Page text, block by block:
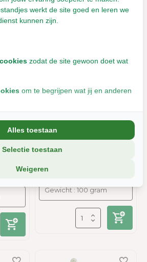
Herbimals Gerstegras
pellets
Leverbaar met 1- 2 werkdagen
werkt de site goed en leren we
kunnen zijn.
zodat de site gewoon doet wat
om te begrijpen wat jij en anderen
om jou relevante informatie en
tonen.
met partners (zoals social media en
je hebben.
Dan werkt de site nog steeds, maar
soepel.
Weigeren
Selectie toestaan
Alles toestaan